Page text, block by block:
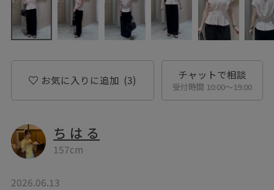
お気に入りに追加 (3) チャットで相談
受付時間 10:00〜19:00
ち は る
157cm
2026.06.13